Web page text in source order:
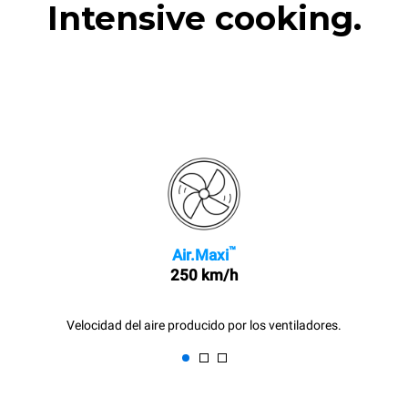
Intensive cooking.
Air.Maxi™
250 km/h
Velocidad del aire producido por los ventiladores.